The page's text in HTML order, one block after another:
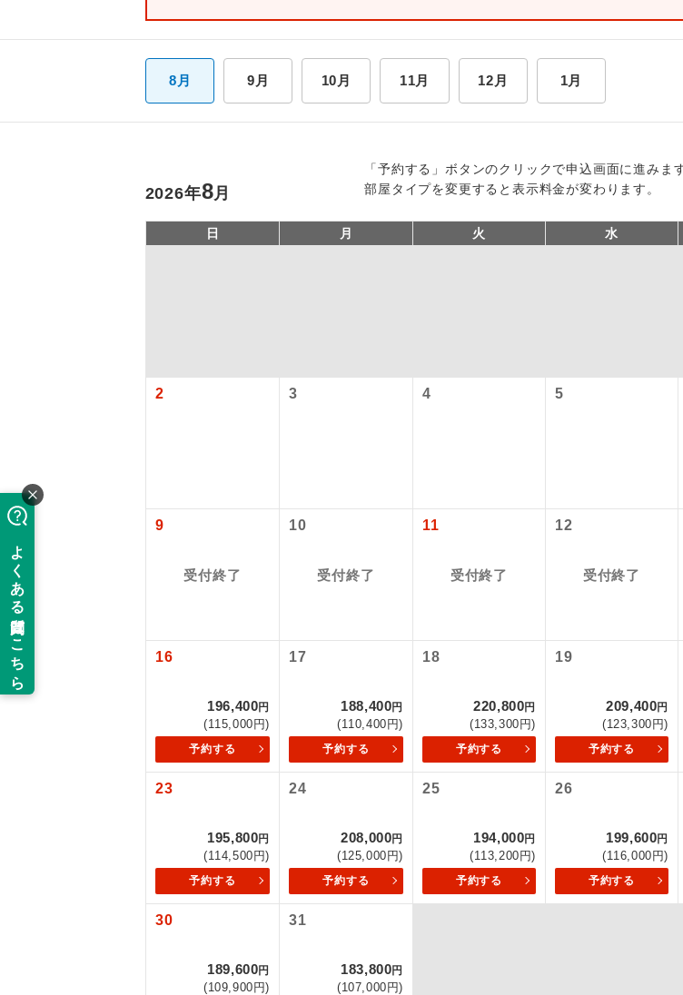
8月 9月 10月 11月 12月 1月
「予約する」ボタンのクリックで申込画面に進みます
部屋タイプを変更すると表示料金が変わります。
2026年8月
日 月 火 水
2 3 4 5
9
受付終了
10
受付終了
11
受付終了
12
受付終了
16
196,400円
(115,000円)
予約する
17
188,400円
(110,400円)
予約する
18
220,800円
(133,300円)
予約する
19
209,400円
(123,300円)
予約する
23
195,800円
(114,500円)
予約する
24
208,000円
(125,000円)
予約する
25
194,000円
(113,200円)
予約する
26
199,600円
(116,000円)
予約する
30
189,600円
(109,900円)
31
183,800円
(107,000円)
航空会社が設定する「個人包括旅行運賃」を利用したツ
ご旅行の契約が成立となります。
ご予約方法について
ウェブ限定コースとなりますので、コールセンター及び
現地添乗員同行
現地到着空港（駅）から
バスガイド乗務 バスガイドが乗務し、車
ユネスコに登録されてい
絶景 絶景スポットに立ち寄るコ
温泉 温泉地にも宿泊するコース
大浴場 ご宿泊ホテルに大浴場が付
全食事付き
全てのお食事が付いていま